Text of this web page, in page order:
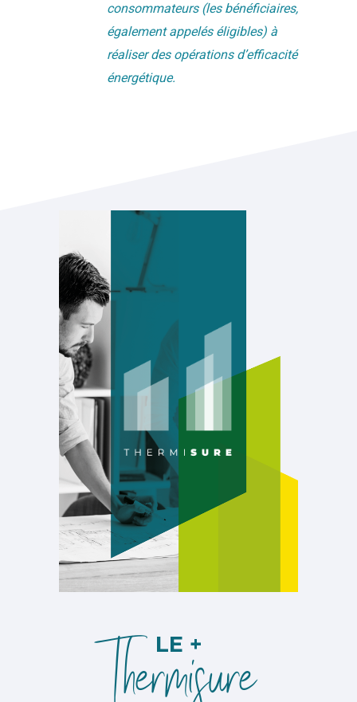
consommateurs (les bénéficiaires,
également appelés éligibles) à
réaliser des opérations d’efficacité
énergétique.
LE +